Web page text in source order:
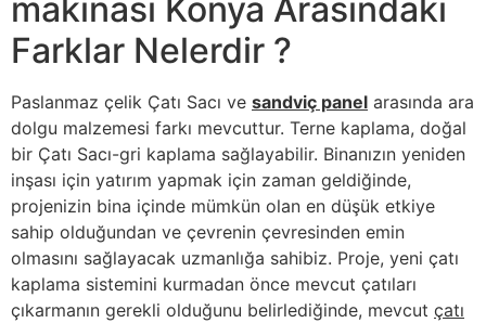
makinası Konya Arasındaki
Farklar Nelerdir ?
Paslanmaz çelik Çatı Sacı ve sandviç panel arasında ara
dolgu malzemesi farkı mevcuttur. Terne kaplama, doğal
bir Çatı Sacı-gri kaplama sağlayabilir. Binanızın yeniden
inşası için yatırım yapmak için zaman geldiğinde,
projenizin bina içinde mümkün olan en düşük etkiye
sahip olduğundan ve çevrenin çevresinden emin
olmasını sağlayacak uzmanlığa sahibiz. Proje, yeni çatı
kaplama sistemini kurmadan önce mevcut çatıları
çıkarmanın gerekli olduğunu belirlediğinde, mevcut çatı